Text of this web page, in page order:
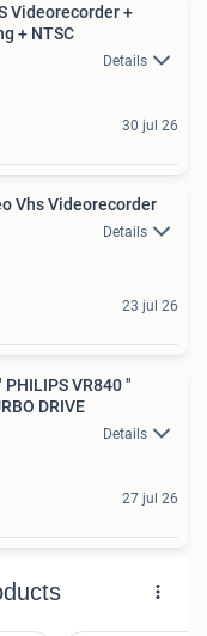
Videorecorder +
+ NTSC
Details
30 jul 26
Vhs Videorecorder
Details
23 jul 26
VR840 "
DRIVE
Details
27 jul 26